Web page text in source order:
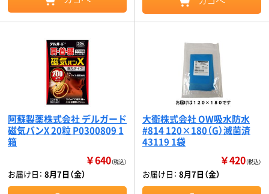
阿蘇製薬株式会社 デルガード
磁気バンX 20粒 P0300809 1
箱
￥640（税込）
お届け日： 8月7日（金）
大衛株式会社 OW吸水防水
#814 120×180（G）滅菌済
43119 1袋
￥420（税込）
お届け日： 8月7日（金）